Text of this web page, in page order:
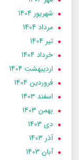
شهریور 1404
مرداد 1404
تير 1404
خرداد 1404
ارديبهشت 1404
فروردین 1404
اسفند 1403
بهمن 1403
دی 1403
آذر 1403
آبان 1403